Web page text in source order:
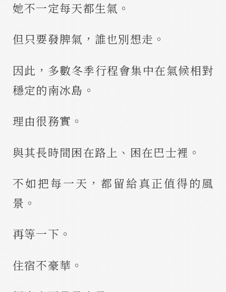
她不一定每天都生氣。
但只要發脾氣，誰也別想走。
因此，多數冬季行程會集中在氣候相對
穩定的南冰島。
理由很務實。
與其長時間困在路上、困在巴士裡。
不如把每一天，都留給真正值得的風
景。
再等一下。
住宿不豪華。